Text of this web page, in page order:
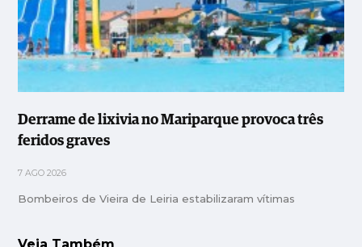
Derrame de lixivia no Mariparque provoca três
feridos graves
7 AGO 2026
Bombeiros de Vieira de Leiria estabilizaram vítimas
Veja Também